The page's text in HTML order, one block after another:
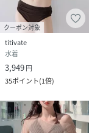
クーポン対象
titivate
水着
3,949円
35ポイント(1倍)